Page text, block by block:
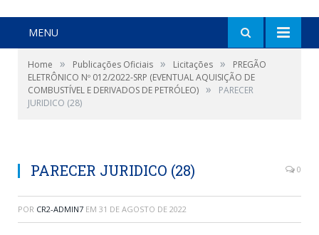
MENU
Home » Publicações Oficiais » Licitações »
PREGÃO
ELETRÔNICO Nº 012/2022-SRP (EVENTUAL AQUISIÇÃO DE
COMBUSTÍVEL E DERIVADOS DE PETRÓLEO) »
PARECER
JURIDICO (28)
PARECER JURIDICO (28) 0
POR CR2-ADMIN7 EM 31 DE AGOSTO DE 2022